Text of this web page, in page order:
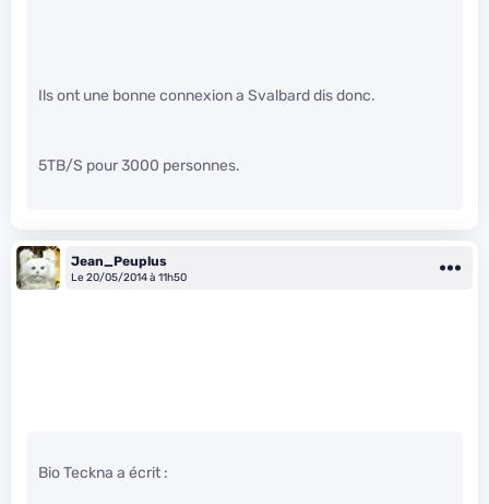
Ils ont une bonne connexion a Svalbard dis donc.
5TB/S pour 3000 personnes.
Jean_Peuplus
Le 20/05/2014 à 11h50
Bio Teckna a écrit :